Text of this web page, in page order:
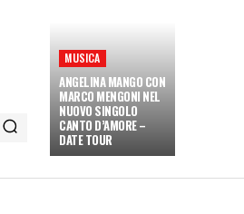
MUSICA
ANGELINA MANGO CON
MARCO MENGONI NEL
NUOVO SINGOLO
CANTO D’AMORE –
DATE TOUR